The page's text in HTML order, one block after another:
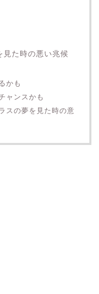
見た時の悪い兆候
かも
ャンスかも
スの夢を見た時の意